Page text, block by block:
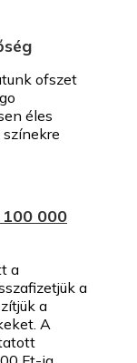
ofszet
éles
000
a
a
a
A